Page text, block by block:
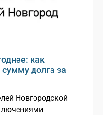
как
сумму долга за
Новгородской